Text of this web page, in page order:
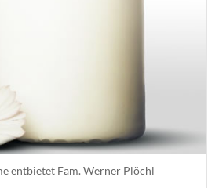
entbietet Fam. Werner Plöchl